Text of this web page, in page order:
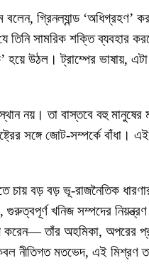
গ্রিনল্যান্ড ‘অধিগ্রহণ’
তিনি সামরিক শক্তি ব্যবহার
হয়ে উঠল। ট্রাম্পের ভাষায়,
নয়। তা বাস্তবে বহু
সঙ্গে জোট-সম্পর্কে বাঁধা।
চায় বড় বড় ভূ-রাজনৈতিক
গুরুত্বপূর্ণ খনিজ সম্পদের
করেন— তাঁর অহমিকা, অপরের
নীতিগত মতভেদ, এই মিশ্রণ